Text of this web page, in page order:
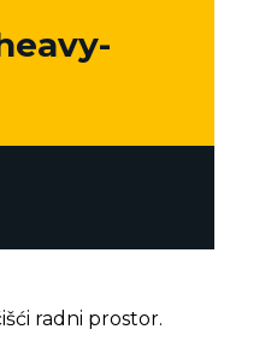
radni prostor.